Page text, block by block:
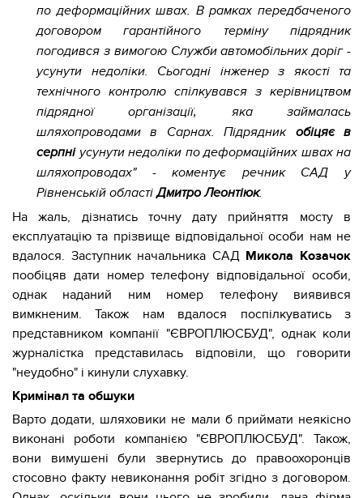
по деформаційних швах. В рамках передбаченого
договором гарантійного терміну підрядник
погодився з вимогою Служби автомобільних доріг -
усунути недоліки. Сьогодні інженер з якості та
технічного контролю спілкувався з керівництвом
підрядної організації, яка займалась
шляхопроводами в Сарнах. Підрядник обіцяє в
серпніусунути недоліки по деформаційних швах на
шляхопроводах" - коментує речник САД у
Рівненській областіДмитро Леонтіюк.
На жаль, дізнатись точну дату прийняття мосту в
експлуатацію та прізвище відповідальної особи нам не
вдалося. Заступник начальника САД Микола Козачок
пообіцяв дати номер телефону відповідальної особи,
однак наданий ним номер телефону виявився
вимкненим. Також нам вдалося поспілкуватись з
представником компанії "ЄВРОПЛЮСБУД", однак коли
журналістка представилась відповіли, що говорити
"неудобно" і кинули слухавку.
Кримінал та обшуки
Варто додати, шляховики не мали б приймати неякісно
виконані роботи компанією "ЄВРОПЛЮСБУД". Також,
вони вимушені були звернутись до правоохоронців
стосовно факту невиконання робіт згідно з договором.